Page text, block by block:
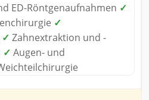
ED-Röntgenaufnahmen ✓
✓
✓ Zahnextraktion und -
✓ Augen- und